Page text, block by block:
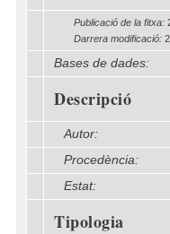
Publicació de la fitxa:
Darrera modificació:
Bases de dades:
Descripció
Autor:
Procedència:
Estat:
Tipologia